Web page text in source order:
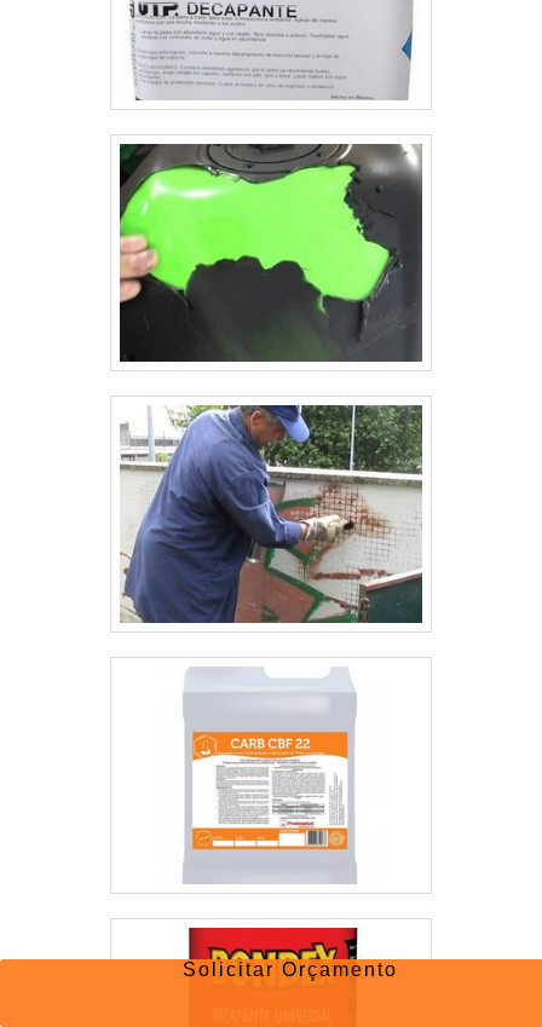
Solicitar Orçamento